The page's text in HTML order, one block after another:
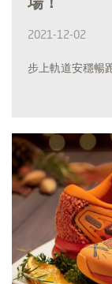
2021-12-02
步上軌道安穩暢